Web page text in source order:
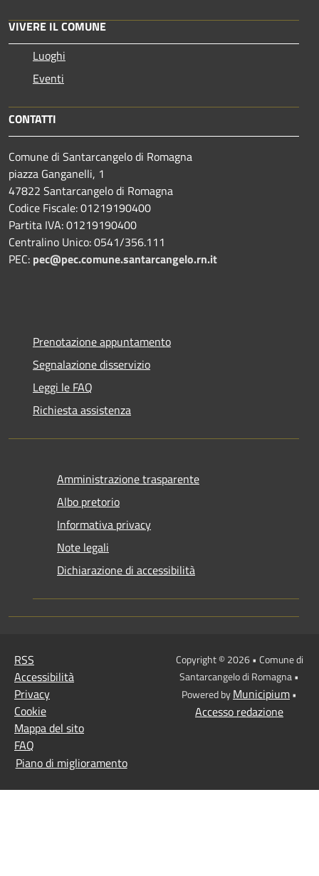
VIVERE IL COMUNE
Luoghi
Eventi
CONTATTI
Comune di Santarcangelo di Romagna
piazza Ganganelli, 1
47822 Santarcangelo di Romagna
Codice Fiscale: 01219190400
Partita IVA: 01219190400
Centralino Unico: 0541/356.111
PEC: pec@pec.comune.santarcangelo.rn.it
Prenotazione appuntamento
Segnalazione disservizio
Leggi le FAQ
Richiesta assistenza
Amministrazione trasparente
Albo pretorio
Informativa privacy
Note legali
Dichiarazione di accessibilità
RSS
Accessibilità
Privacy
Cookie
Mappa del sito
FAQ
Piano di miglioramento
Copyright © 2026 • Comune di
Santarcangelo di Romagna •
Powered byMunicipium•
Accesso redazione